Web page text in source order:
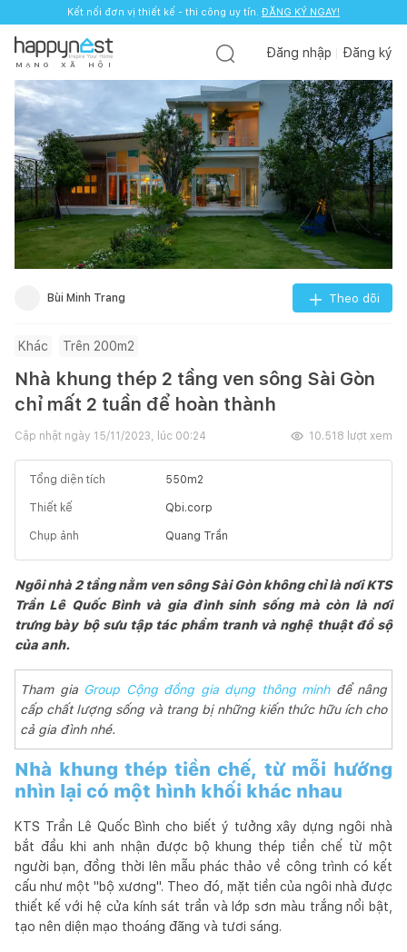
Kết nối đơn vị thiết kế - thi công uy tín. ĐĂNG KÝ NGAY!
M Ạ N G X Ã H Ộ I
Đăng nhập Đăng ký
Bùi Minh Trang Theo dõi
Khác Trên 200m2
Nhà khung thép 2 tầng ven sông Sài Gòn
chỉ mất 2 tuần để hoàn thành
Cập nhật ngày 15/11/2023, lúc 00:24 10.518 lượt xem
Tổng diện tích 550m2
Thiết kế Qbi.corp
Chụp ảnh Quang Trần
Ngôi nhà 2 tầng nằm ven sông Sài Gòn không chỉ là nơi KTS
Trần Lê Quốc Bình và gia đình sinh sống mà còn là nơi
trưng bày bộ sưu tập tác phẩm tranh và nghệ thuật đồ sộ
của anh.
Tham gia Group Cộng đồng gia dụng thông minhđể nâng
cấp chất lượng sống và trang bị những kiến thức hữu ích cho
cả gia đình nhé.
Nhà khung thép tiền chế, từ mỗi hướng
nhìn lại có một hình khối khác nhau
KTS Trần Lê Quốc Bình cho biết ý tưởng xây dựng ngôi nhà
bắt đầu khi anh nhận được bộ khung thép tiền chế từ một
người bạn, đồng thời lên mẫu phác thảo về công trình có kết
cấu như một "bộ xương". Theo đó, mặt tiền của ngôi nhà được
thiết kế với hệ cửa kính sát trần và lớp sơn màu trắng nổi bật,
tạo nên diện mạo thoáng đãng và tươi sáng.